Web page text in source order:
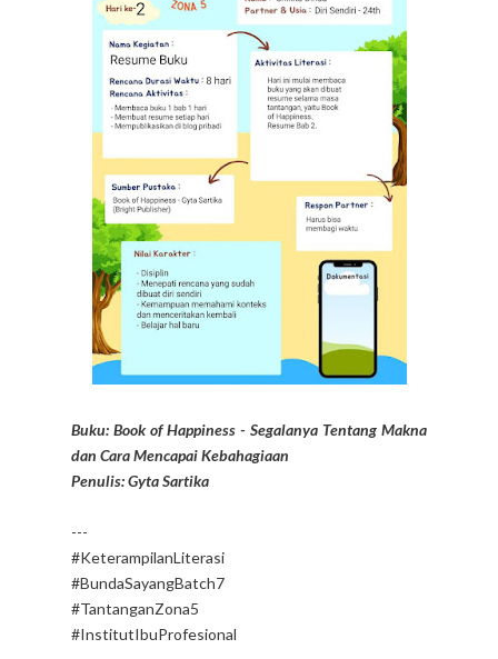
Buku: Book of Happiness - Segalanya Tentang Makna
dan Cara Mencapai Kebahagiaan
Penulis: Gyta Sartika
---
#KeterampilanLiterasi
#BundaSayangBatch7
#TantanganZona5
#InstitutIbuProfesional